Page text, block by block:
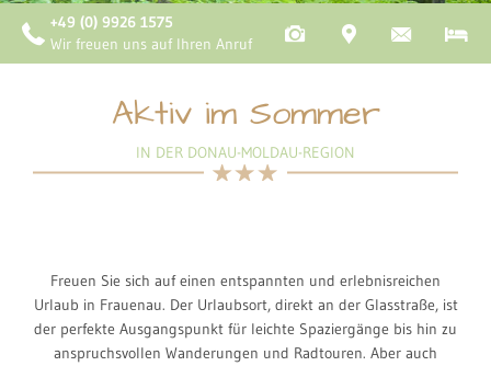
+49 (0) 9926 1575
Wir freuen uns auf Ihren Anruf
Aktiv im Sommer
IN DER DONAU-MOLDAU-REGION
Freuen Sie sich auf einen entspannten und erlebnisreichen
Urlaub in Frauenau. Der Urlaubsort, direkt an der Glasstraße, ist
der perfekte Ausgangspunkt für leichte Spaziergänge bis hin zu
anspruchsvollen Wanderungen und Radtouren. Aber auch